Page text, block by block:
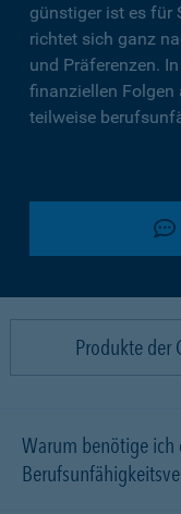
günstiger ist es für
richtet sich ganz
und Präferenzen.
finanziellen Folgen
teilweise
Produkte der
Warum benötige ich